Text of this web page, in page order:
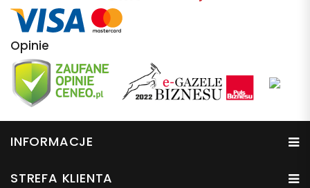
Opinie
INFORMACJE
STREFA KLIENTA